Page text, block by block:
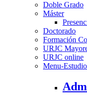
Doble Grado
Máster
Doctorado
Formación
URJC
URJC online
Menu-